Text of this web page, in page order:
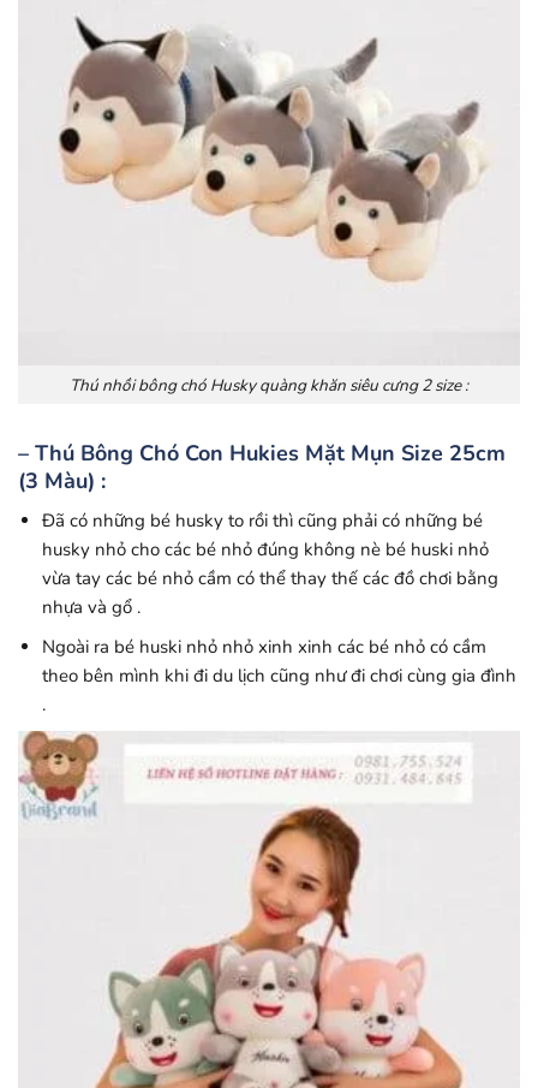
Thú nhồi bông chó Husky quàng khăn siêu cưng 2 size :
– Thú Bông Chó Con Hukies Mặt Mụn Size 25cm
(3 Màu) :
Đã có những bé husky to rồi thì cũng phải có những bé
husky nhỏ cho các bé nhỏ đúng không nè bé huski nhỏ
vừa tay các bé nhỏ cầm có thể thay thế các đồ chơi bằng
nhựa và gổ .
Ngoài ra bé huski nhỏ nhỏ xinh xinh các bé nhỏ có cầm
theo bên mình khi đi du lịch cũng như đi chơi cùng gia đình
.